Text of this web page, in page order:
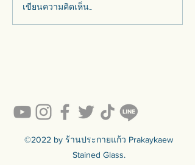
รวมสกายไลท์ โดมสเตนก
ลาสร้านประกายแก้ว
เขียนความคิดเห็น…
©2022 by ร้านประกายแก้ว Prakaykaew
Stained Glass.